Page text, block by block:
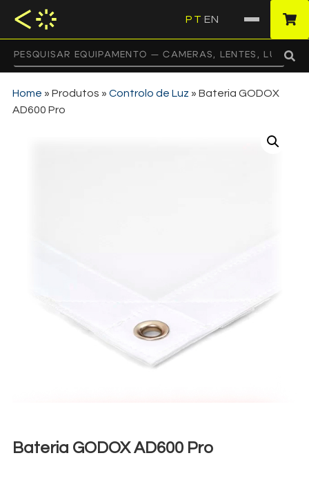
PT EN
Home » Produtos » Controlo de Luz » Bateria GODOX
AD600 Pro
Bateria GODOX AD600 Pro